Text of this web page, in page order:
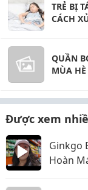
TRẺ BỊ
CÁCH
QUẦN
MÙA HÈ
Được xem
Ginkgo
Hoàn